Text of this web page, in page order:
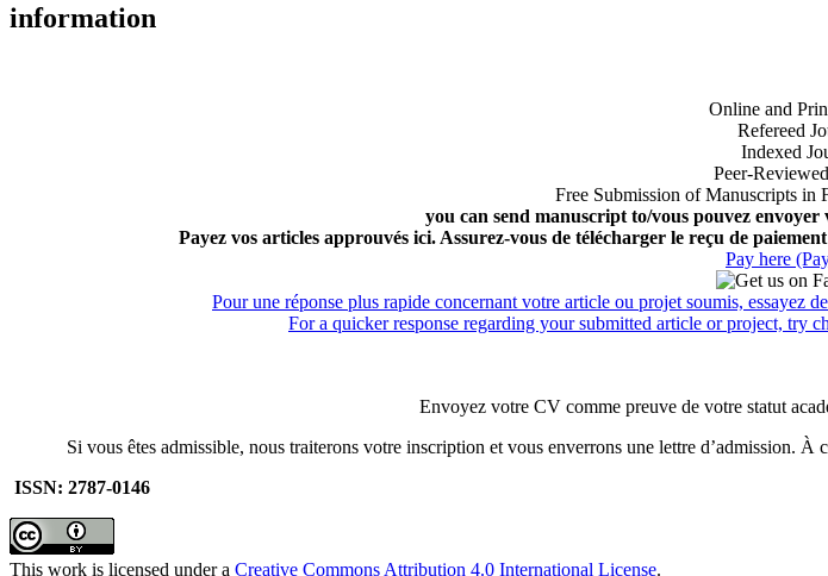
information
Online and
Refereed
Indexed
Peer-
Free Submission of Manuscripts in
you can send manuscript to/vous pouvez
Payez vos articles approuvés ici. Assurez-vous de télécharger le reçu de
Pay here
Pour une réponse plus rapide concernant votre article ou projet soumis, essayez
For a quicker response regarding your submitted article or project, try
Envoyez votre CV comme preuve de votre statut
Si vous êtes admissible, nous traiterons votre inscription et vous enverrons une lettre d’admission.
ISSN: 2787-0146
This work is licensed under a Creative Commons Attribution 4.0 International License.